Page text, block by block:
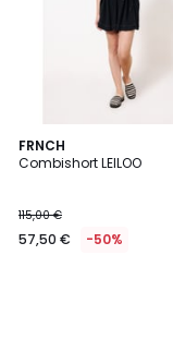
FRNCH
Combishort LEILOO
115,00 €
57,50 € -50%